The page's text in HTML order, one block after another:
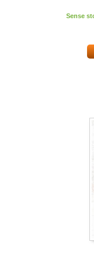
Sense